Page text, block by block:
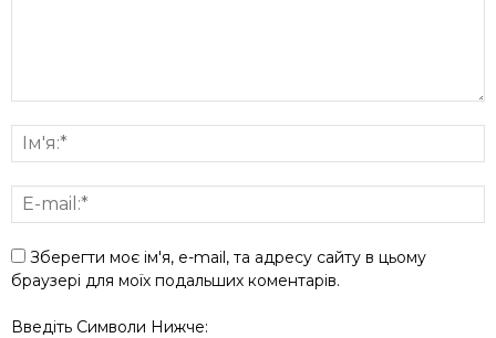
Зберегти моє ім'я, e-mail, та адресу сайту в цьому
браузері для моїх подальших коментарів.
Введіть Символи Нижче: